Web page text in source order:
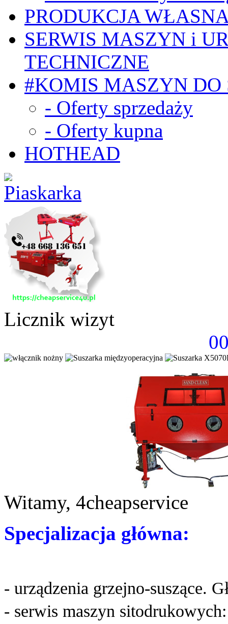
PRODUKCJA
SERWIS MASZYN i
TECHNICZNE
#KOMIS MASZYN DO
- Oferty sprzedaży
- Oferty kupna
HOTHEAD
Licznik wizyt
Witamy, 4cheapservice
Specjalizacja główna:
- urządzenia grzejno-suszące.
- serwis maszyn